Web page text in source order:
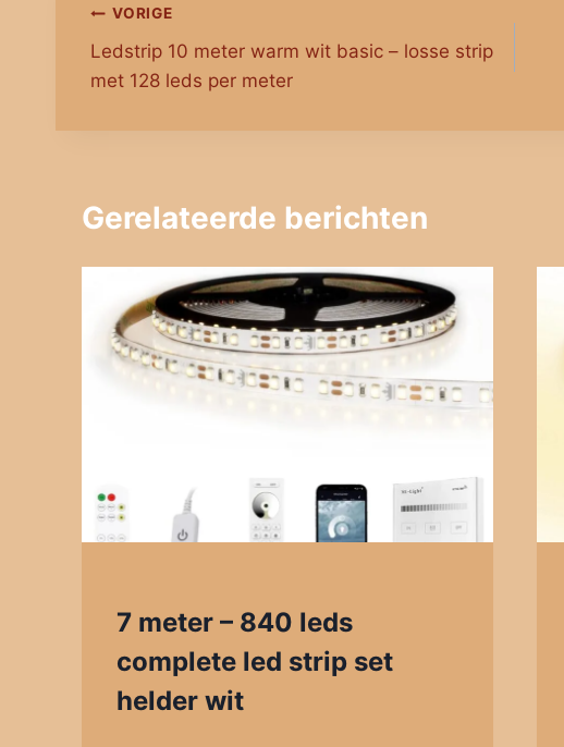
Bericht
navigatie
VORIGE
Ledstrip 10 meter warm wit basic – losse strip
met 128 leds per meter
Gerelateerde berichten
7 meter – 840 leds
complete led strip set
helder wit